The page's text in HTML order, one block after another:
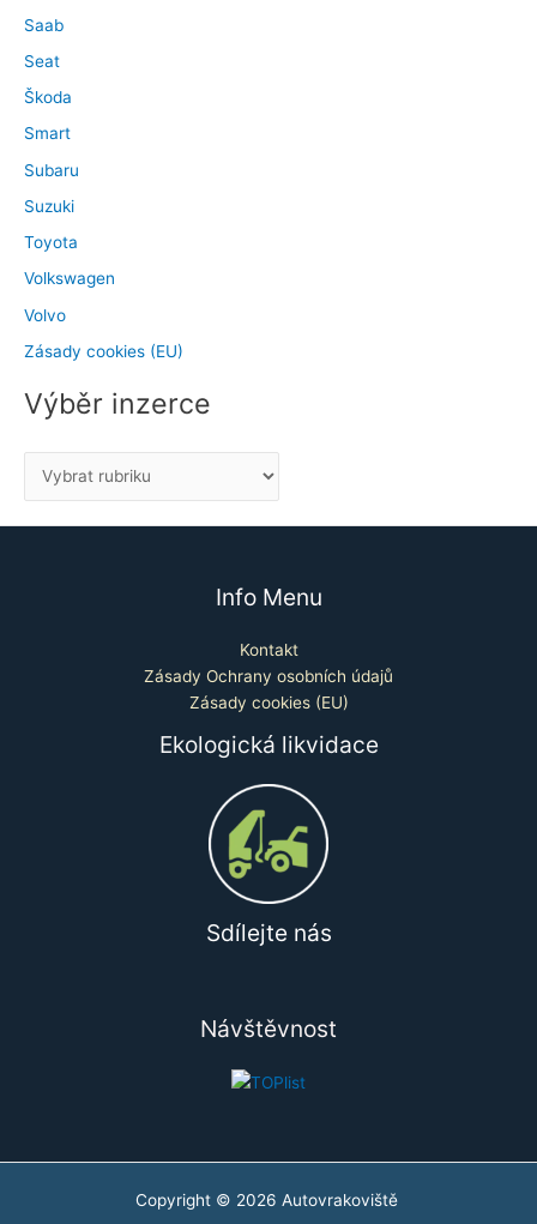
Saab
Seat
Škoda
Smart
Subaru
Suzuki
Toyota
Volkswagen
Volvo
Zásady cookies (EU)
Výběr inzerce
Info Menu
Kontakt
Zásady Ochrany osobních údajů
Zásady cookies (EU)
Ekologická likvidace
Sdílejte nás
Návštěvnost
Copyright © 2026 Autovrakoviště